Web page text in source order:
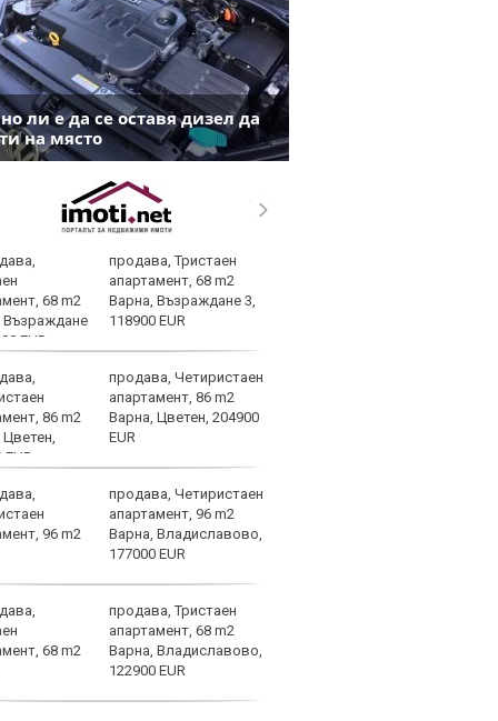
ли е да се оставя дизел да
на място
продава, Тристаен
апартамент, 68 m2
Варна, Възраждане 3,
118900 EUR
продава, Четиристаен
апартамент, 86 m2
Варна, Цветен, 204900
EUR
продава, Четиристаен
апартамент, 96 m2
Варна, Владиславово,
177000 EUR
продава, Тристаен
апартамент, 68 m2
Варна, Владиславово,
122900 EUR